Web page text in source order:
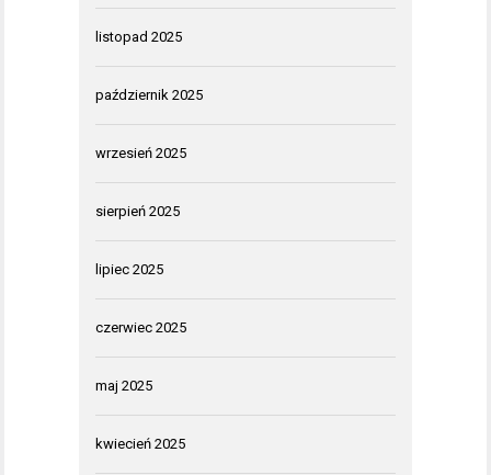
listopad 2025
październik 2025
wrzesień 2025
sierpień 2025
lipiec 2025
czerwiec 2025
maj 2025
kwiecień 2025